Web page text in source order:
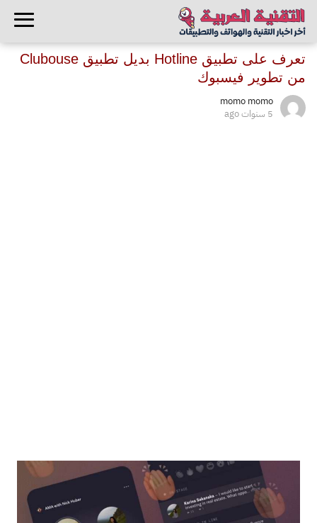
تعرف على تطبيق Hotline بديل تطبيق Clubouse
من تطوير فيسبوك
momo momo
5 سنوات ago